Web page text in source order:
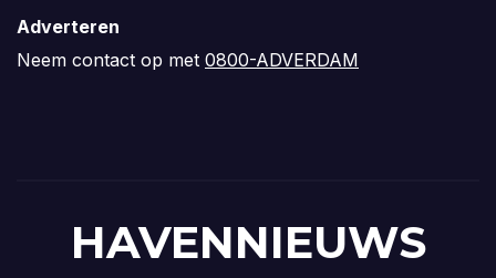
Adverteren
Neem contact op met 0800-ADVERDAM
HAVENNIEUWS